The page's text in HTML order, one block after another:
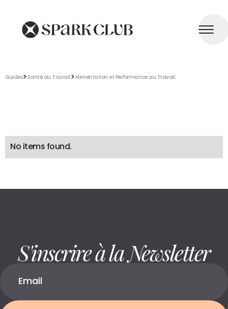
Guides>Santé au Travail>Alimentation et Performance au Travail
No items found.
S'inscrire à la Newsletter